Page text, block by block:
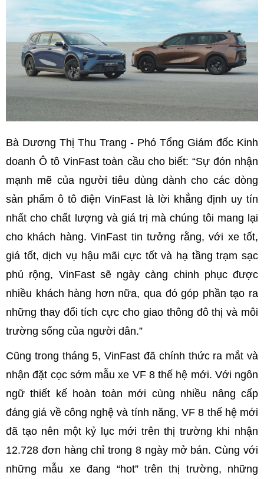
Bà Dương Thị Thu Trang - Phó Tổng Giám đốc Kinh
doanh Ô tô VinFast toàn cầu cho biết: “Sự đón nhận
mạnh mẽ của người tiêu dùng dành cho các dòng
sản phẩm ô tô điện VinFast là lời khẳng định uy tín
nhất cho chất lượng và giá trị mà chúng tôi mang lại
cho khách hàng. VinFast tin tưởng rằng, với xe tốt,
giá tốt, dịch vụ hậu mãi cực tốt và hạ tầng trạm sạc
phủ rộng, VinFast sẽ ngày càng chinh phục được
nhiều khách hàng hơn nữa, qua đó góp phần tạo ra
những thay đổi tích cực cho giao thông đô thị và môi
trường sống của người dân.”
Cũng trong tháng 5, VinFast đã chính thức ra mắt và
nhận đặt cọc sớm mẫu xe VF 8 thế hệ mới. Với ngôn
ngữ thiết kế hoàn toàn mới cùng nhiều nâng cấp
đáng giá về công nghệ và tính năng, VF 8 thế hệ mới
đã tạo nên một kỷ lục mới trên thị trường khi nhận
12.728 đơn hàng chỉ trong 8 ngày mở bán. Cùng với
những mẫu xe đang “hot” trên thị trường, những